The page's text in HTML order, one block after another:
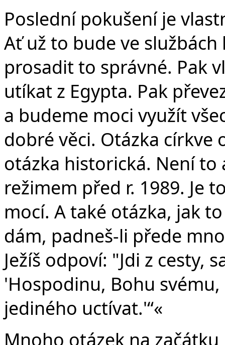
Poslední pokušení je
Ať už to bude ve
prosadit to správné. Pak
utíkat z Egypta. Pak
a budeme moci využít
dobré věci. Otázka církve
otázka historická. Není to
režimem před r. 1989. Je
mocí. A také otázka, jak
dám, padneš-li přede
Ježíš odpoví: "Jdi z cesty,
'Hospodinu, Bohu
jediného uctívat.'“«
Mnoho otázek na